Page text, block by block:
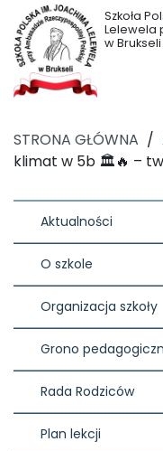
Szkoła
Lelewela
w Brukseli
STRONA GŁÓWNA /
klimat w 5b 🏛️🔥 –
Aktualności
O szkole
Organizacja szkoły
Grono
Rada Rodziców
Plan lekcji